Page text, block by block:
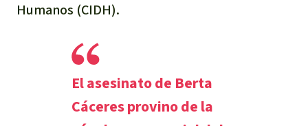
Humanos (CIDH).
El asesinato de Berta
Cáceres provino de la